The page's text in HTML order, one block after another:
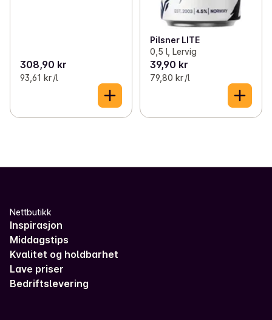
308,90 kr
93,61 kr /l
Pilsner LITE
0,5 l, Lervig
39,90 kr
79,80 kr /l
Nettbutikk
Inspirasjon
Middagstips
Kvalitet og holdbarhet
Lave priser
Bedriftslevering